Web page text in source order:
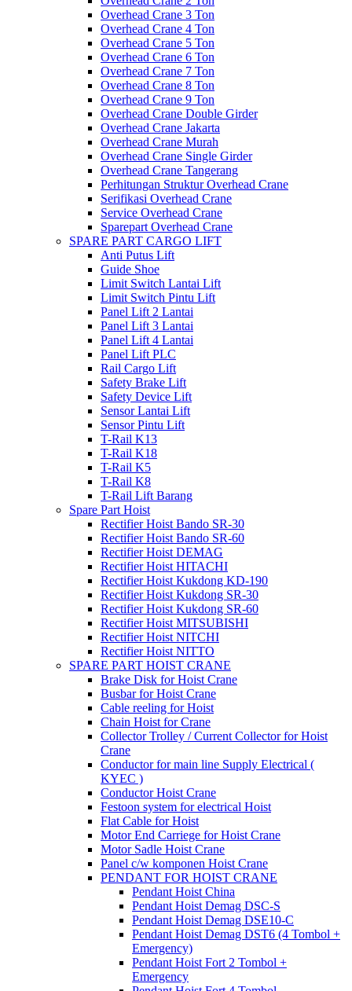
Overhead Crane 3 Ton
Overhead Crane 4 Ton
Overhead Crane 5 Ton
Overhead Crane 6 Ton
Overhead Crane 7 Ton
Overhead Crane 8 Ton
Overhead Crane 9 Ton
Overhead Crane Double Girder
Overhead Crane Jakarta
Overhead Crane Murah
Overhead Crane Single Girder
Overhead Crane Tangerang
Perhitungan Struktur Overhead Crane
Serifikasi Overhead Crane
Service Overhead Crane
Sparepart Overhead Crane
SPARE PART CARGO LIFT
Anti Putus Lift
Guide Shoe
Limit Switch Lantai Lift
Limit Switch Pintu Lift
Panel Lift 2 Lantai
Panel Lift 3 Lantai
Panel Lift 4 Lantai
Panel Lift PLC
Rail Cargo Lift
Safety Brake Lift
Safety Device Lift
Sensor Lantai Lift
Sensor Pintu Lift
T-Rail K13
T-Rail K18
T-Rail K5
T-Rail K8
T-Rail Lift Barang
Spare Part Hoist
Rectifier Hoist Bando SR-30
Rectifier Hoist Bando SR-60
Rectifier Hoist DEMAG
Rectifier Hoist HITACHI
Rectifier Hoist Kukdong KD-190
Rectifier Hoist Kukdong SR-30
Rectifier Hoist Kukdong SR-60
Rectifier Hoist MITSUBISHI
Rectifier Hoist NITCHI
Rectifier Hoist NITTO
SPARE PART HOIST CRANE
Brake Disk for Hoist Crane
Busbar for Hoist Crane
Cable reeling for Hoist
Chain Hoist for Crane
Collector Trolley / Current Collector for Hoist
Crane
Conductor for main line Supply Electrical (
KYEC )
Conductor Hoist Crane
Festoon system for electrical Hoist
Flat Cable for Hoist
Motor End Carriege for Hoist Crane
Motor Sadle Hoist Crane
Panel c/w komponen Hoist Crane
PENDANT FOR HOIST CRANE
Pendant Hoist China
Pendant Hoist Demag DSC-S
Pendant Hoist Demag DSE10-C
Pendant Hoist Demag DST6 (4 Tombol +
Emergency)
Pendant Hoist Fort 2 Tombol +
Emergency